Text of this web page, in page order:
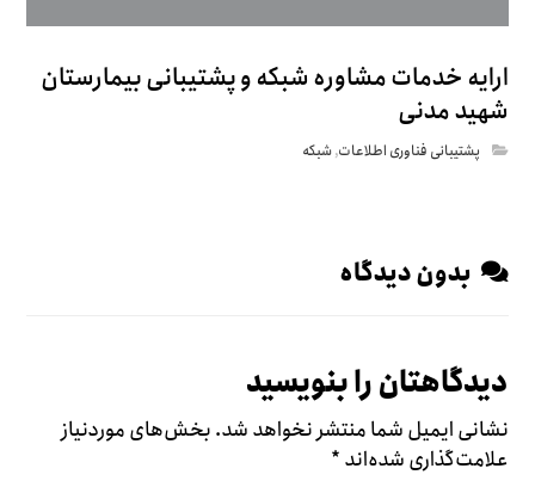
ارایه خدمات مشاوره شبکه و پشتیبانی بیمارستان
شهید مدنی
پشتیبانی فناوری اطلاعات,شبکه
بدون دیدگاه
دیدگاهتان را بنویسید
نشانی ایمیل شما منتشر نخواهد شد.بخش‌های موردنیاز
علامت‌گذاری شده‌اند*